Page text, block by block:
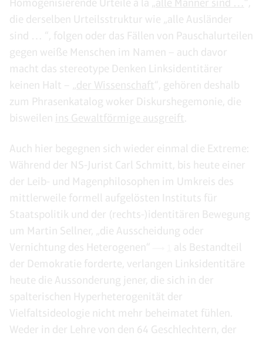
Homogenisierende Urteile à la „alle Männer sind …“,
die derselben Urteilsstruktur wie „alle Ausländer
sind … “, folgen oder das Fällen von Pauschalurteilen
gegen weiße Menschen im Namen – auch davor
macht das stereotype Denken Linksidentitärer
keinen Halt – „der Wissenschaft“, gehören deshalb
zum Phrasenkatalog woker Diskurshegemonie, die
bisweilen ins Gewaltförmige ausgreift
Auch hier begegnen sich wieder einmal die Extreme:
Während der NS-Jurist Carl Schmitt, bis heute einer
der Leib- und Magenphilosophen im Umkreis des
mittlerweile formell aufgelösten Instituts für
Staatspolitik und der (rechts-)identitären Bewegung
um Martin Sellner, „die Ausscheidung oder
Vernichtung des Heterogenen“
als Bestandteil
der Demokratie forderte, verlangen Linksidentitäre
heute die Aussonderung jener, die sich in der
spalterischen Hyperheterogenität der
Vielfaltsideologie nicht mehr beheimatet fühlen.
Weder in der Lehre von den 64 Geschlechtern, der